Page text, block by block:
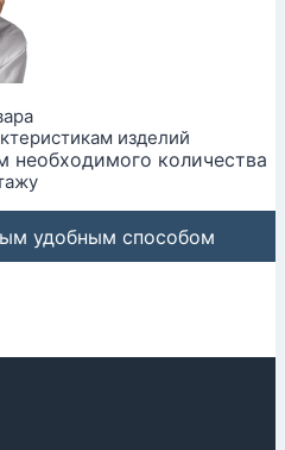
изделий
необходимого количества
удобным способом